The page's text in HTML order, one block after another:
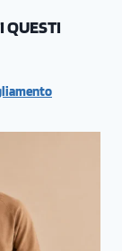
QUESTI